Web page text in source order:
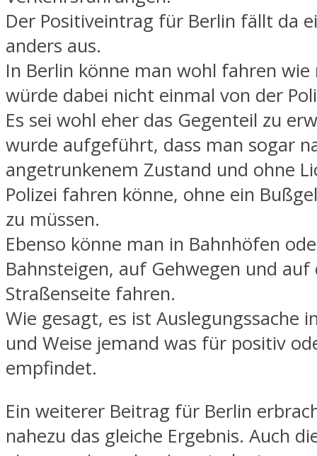
Der Positiveintrag für Berlin fällt da
anders aus.
In Berlin könne man wohl fahren
würde dabei nicht einmal von der
Es sei wohl eher das Gegenteil zu
wurde aufgeführt, dass man sogar
angetrunkenem Zustand und ohne
Polizei fahren könne, ohne ein
zu müssen.
Ebenso könne man in Bahnhöfen
Bahnsteigen, auf Gehwegen und auf
Straßenseite fahren.
Wie gesagt, es ist Auslegungssache
und Weise jemand was für positiv
empfindet.
Ein weiterer Beitrag für Berlin
nahezu das gleiche Ergebnis. Auch